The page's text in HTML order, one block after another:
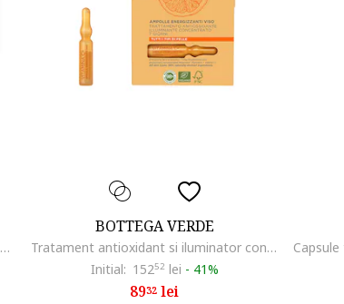
Set 10 fiole LaCabine EFECT FLASH, 10x2 ml
BOTTEGA VERDE
Tratament antioxidant si iluminator concentrat pentru toate tipurile de ten -Mandarina + Vitamina C - Estratti di Bellezza, 7x2 ML,
Initial: 15252 lei - 41%
8932 lei